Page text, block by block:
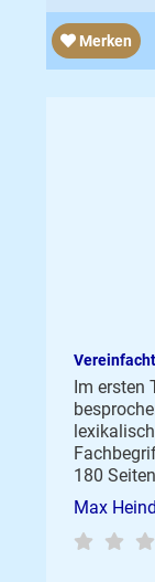
Merken
Im ersten
180
Max